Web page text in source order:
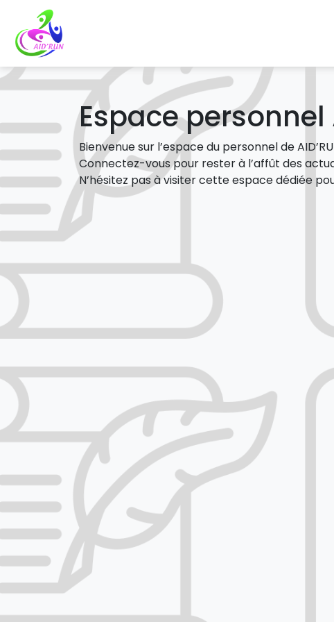
Espace personnel
Bienvenue sur l’espace du personnel de
Connectez-vous pour rester à l’affût des
N’hésitez pas à visiter cette espace dédiée